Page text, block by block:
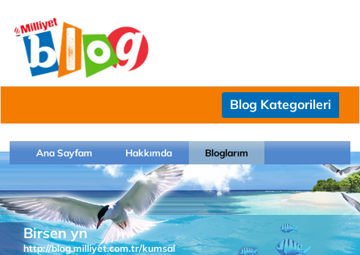
Blog Kategorileri
Ana Sayfam Hakkımda Bloglarım
Birsen yn
http://blog.milliyet.com.tr/kumsal